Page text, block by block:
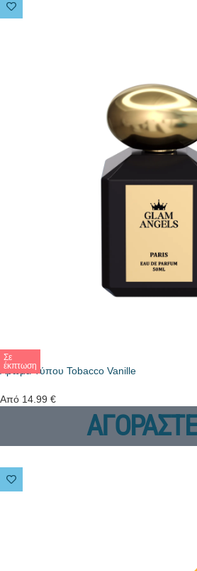
Σε
έκπτωση
Άρωμα Τύπου Tobacco Vanille
Από 14.99 €